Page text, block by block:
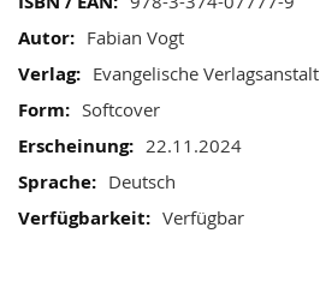
InformationenFabian Vogt
Evangelische Verlagsanstalt
Softcover
22.11.2024
Deutsch
Verfügbar